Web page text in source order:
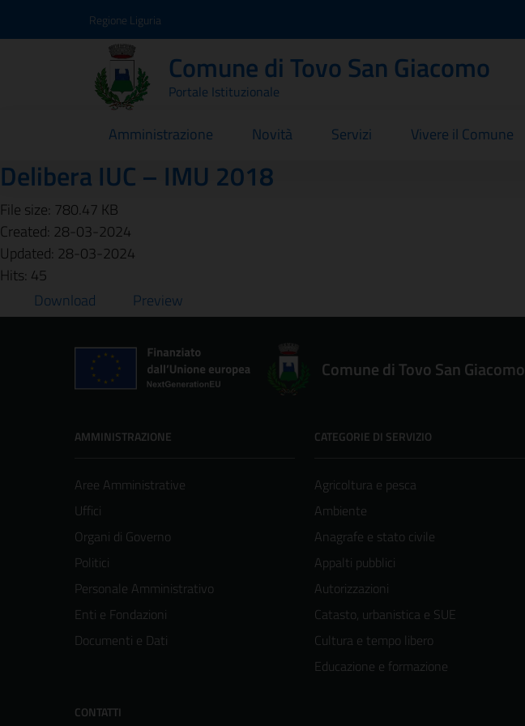
Regione Liguria
Comune di Tovo San Giacomo
Portale Istituzionale
Amministrazione Novità Servizi Vivere il Comune
Delibera IUC – IMU 2018
File size: 780.47 KB
Created: 28-03-2024
Updated: 28-03-2024
Hits: 45
Download
Preview
Comune di Tovo San Giacomo
AMMINISTRAZIONE
Aree Amministrative
Uffici
Organi di Governo
Politici
Personale Amministrativo
Enti e Fondazioni
Documenti e Dati
CATEGORIE DI SERVIZIO
Agricoltura e pesca
Ambiente
Anagrafe e stato civile
Appalti pubblici
Autorizzazioni
Catasto, urbanistica e SUE
Cultura e tempo libero
Educazione e formazione
CONTATTI